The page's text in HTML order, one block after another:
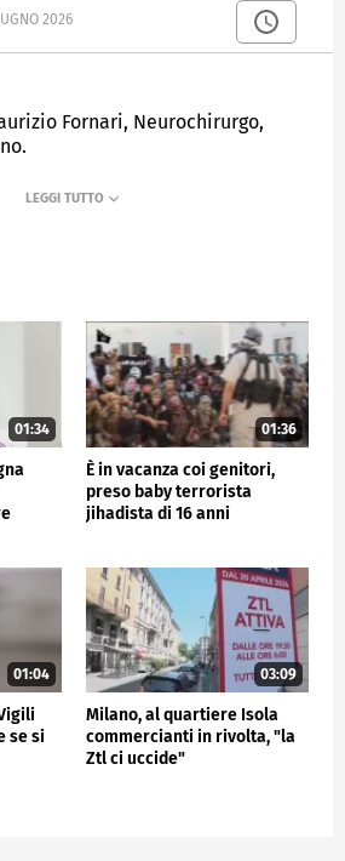
2026
Fornari, Neurochirurgo,
01:34 01:36
È in vacanza coi genitori,
preso baby terrorista
jihadista di 16 anni
01:04
se si
03:09
Milano, al quartiere Isola
commercianti in rivolta, "la
Ztl ci uccide"